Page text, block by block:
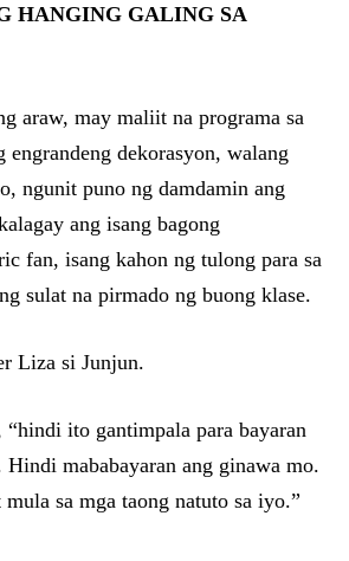
HANGING GALING SA
araw, may maliit na programa sa
engrandeng dekorasyon, walang
ngunit puno ng damdamin ang
ang isang bagong
fan, isang kahon ng tulong para sa
sulat na pirmado ng buong klase.
Liza si Junjun.
ito gantimpala para bayaran
mababayaran ang ginawa mo.
mula sa mga taong natuto sa iyo.”